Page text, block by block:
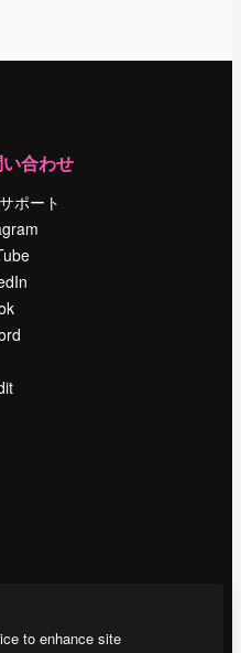
合わせ
ポート
to enhance site